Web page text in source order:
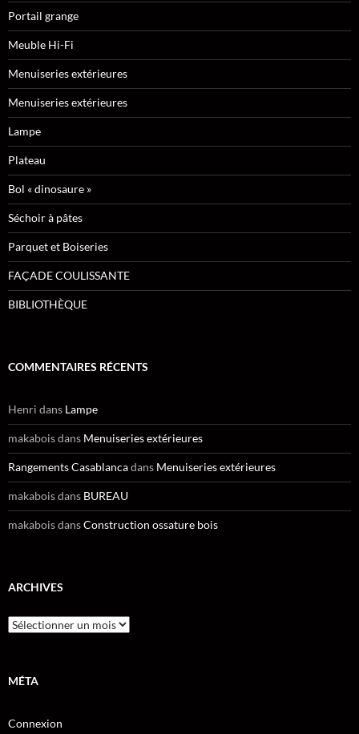
Portail grange
Meuble Hi-Fi
Menuiseries extérieures
Menuiseries extérieures
Lampe
Plateau
Bol « dinosaure »
Séchoir à pâtes
Parquet et Boiseries
FAÇADE COULISSANTE
BIBLIOTHÈQUE
COMMENTAIRES RÉCENTS
Henri dans Lampe
makaboisdans Menuiseries extérieures
Rangements Casablancadans Menuiseries extérieures
makaboisdans BUREAU
makaboisdansConstruction ossature bois
ARCHIVES
Archives
MÉTA
Connexion